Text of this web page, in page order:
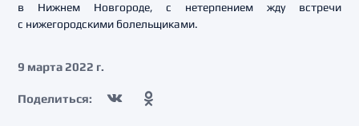
в Нижнем Новгороде, с нетерпением жду встречи
с нижегородскими болельщиками.
9 марта 2022 г.
Поделиться: